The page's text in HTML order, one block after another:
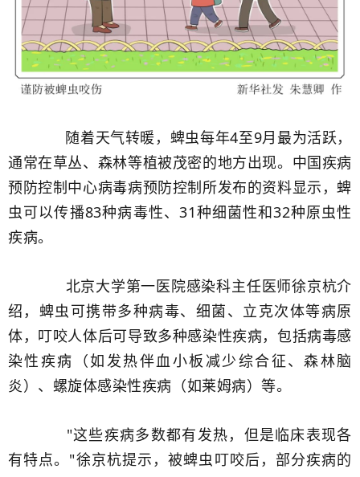
随着天气转暖，蜱虫每年4至9月最为活跃，
通常在草丛、森林等植被茂密的地方出现。中国疾病
预防控制中心病毒病预防控制所发布的资料显示，蜱
虫可以传播83种病毒性、31种细菌性和32种原虫性
疾病。
北京大学第一医院感染科主任医师徐京杭介
绍，蜱虫可携带多种病毒、细菌、立克次体等病原
体，叮咬人体后可导致多种感染性疾病，包括病毒感
染性疾病（如发热伴血小板减少综合征、森林脑
炎）、螺旋体感染性疾病（如莱姆病）等。
"这些疾病多数都有发热，但是临床表现各
有特点。"徐京杭提示，被蜱虫叮咬后，部分疾病的